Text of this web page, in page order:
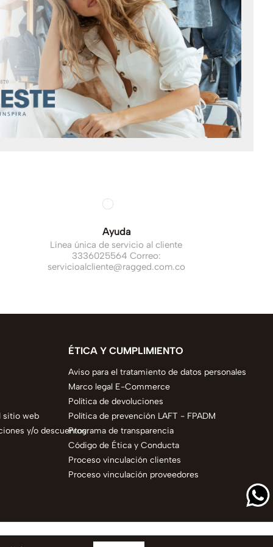
Ayuda
Línea única de servicio al cliente
3336025564 Correo:
servicioalcliente@ragged.com.co
sitio web
y/o descuentos
ÉTICA Y CUMPLIMIENTO
Aviso para el tratamiento de datos personales
Marco legal E-Commerce
Política de devoluciones
Política de prevención LAFT - FPADM
Programa de transparencia
Código de Ética y Conducta
Proceso vinculación clientes
Proceso vinculación proveedores